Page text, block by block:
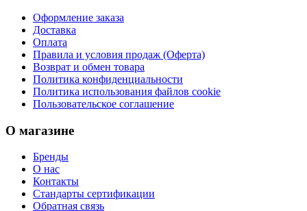
Оформление заказа
Доставка
Оплата
Правила и условия продаж (Оферта)
Возврат и обмен товара
Политика конфиденциальности
Политика использования файлов cookie
Пользовательское соглашение
О магазине
Бренды
О нас
Контакты
Стандарты сертификации
Обратная связь